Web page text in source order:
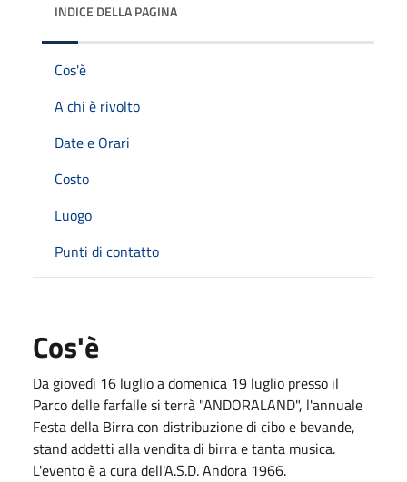
INDICE DELLA PAGINA
Cos'è
A chi è rivolto
Date e Orari
Costo
Luogo
Punti di contatto
Cos'è
Da giovedì 16 luglio a domenica 19 luglio presso il
Parco delle farfalle si terrà "ANDORALAND", l'annuale
Festa della Birra con distribuzione di cibo e bevande,
stand addetti alla vendita di birra e tanta musica.
L'evento è a cura dell'A.S.D. Andora 1966.